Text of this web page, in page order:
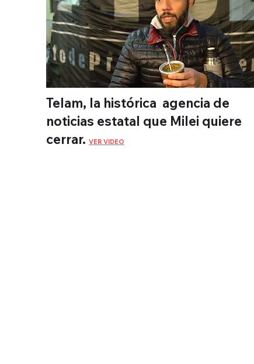
Telam, la histórica agencia de
noticias estatal que Milei quiere
cerrar. VER VIDEO